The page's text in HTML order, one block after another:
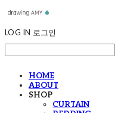
LOG IN 로그인
HOME
ABOUT
SHOP
CURTAIN